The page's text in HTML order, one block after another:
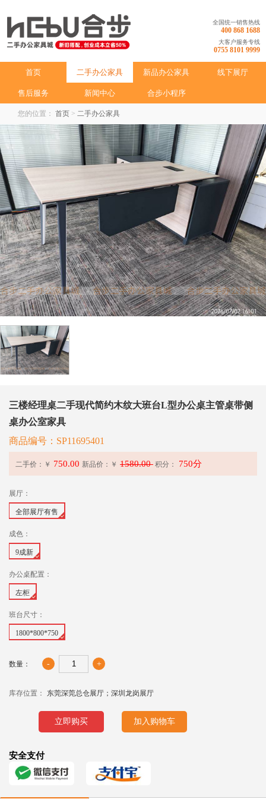
全国统一销售热线
400 868 1688
大客户服务专线
0755 8101 9999
首页 二手办公家具 新品办公家具 线下展厅
售后服务 新闻中心 合步小程序
您的位置： 首页 > 二手办公家具
三楼经理桌二手现代简约木纹大班台L型办公桌主管桌带侧
桌办公室家具
商品编号：SP11695401
二手价：￥ 750.00 新品价： ￥ 1580.00 积分： 750分
展厅：
全部展厅有售
成色：
9成新
办公桌配置：
左柜
班台尺寸：
1800*800*750
数量： - +
库存位置： 东莞深莞总仓展厅；深圳龙岗展厅
立即购买 加入购物车
安全支付